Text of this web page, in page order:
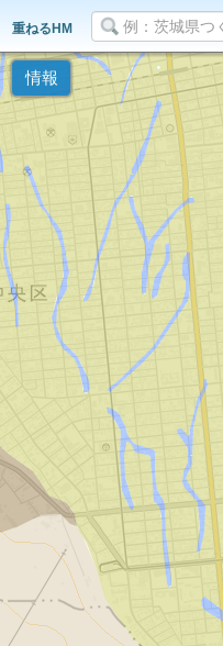
重ねるHM
情報